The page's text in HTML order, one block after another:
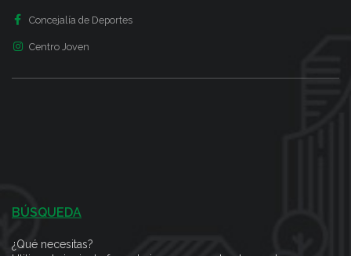
Concejalía de Deportes
Centro Joven
BÚSQUEDA
¿Qué necesitas?